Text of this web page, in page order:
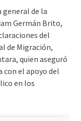
general de la
Germán Brito,
del
de Migración,
quien aseguró
con el apoyo del
en los